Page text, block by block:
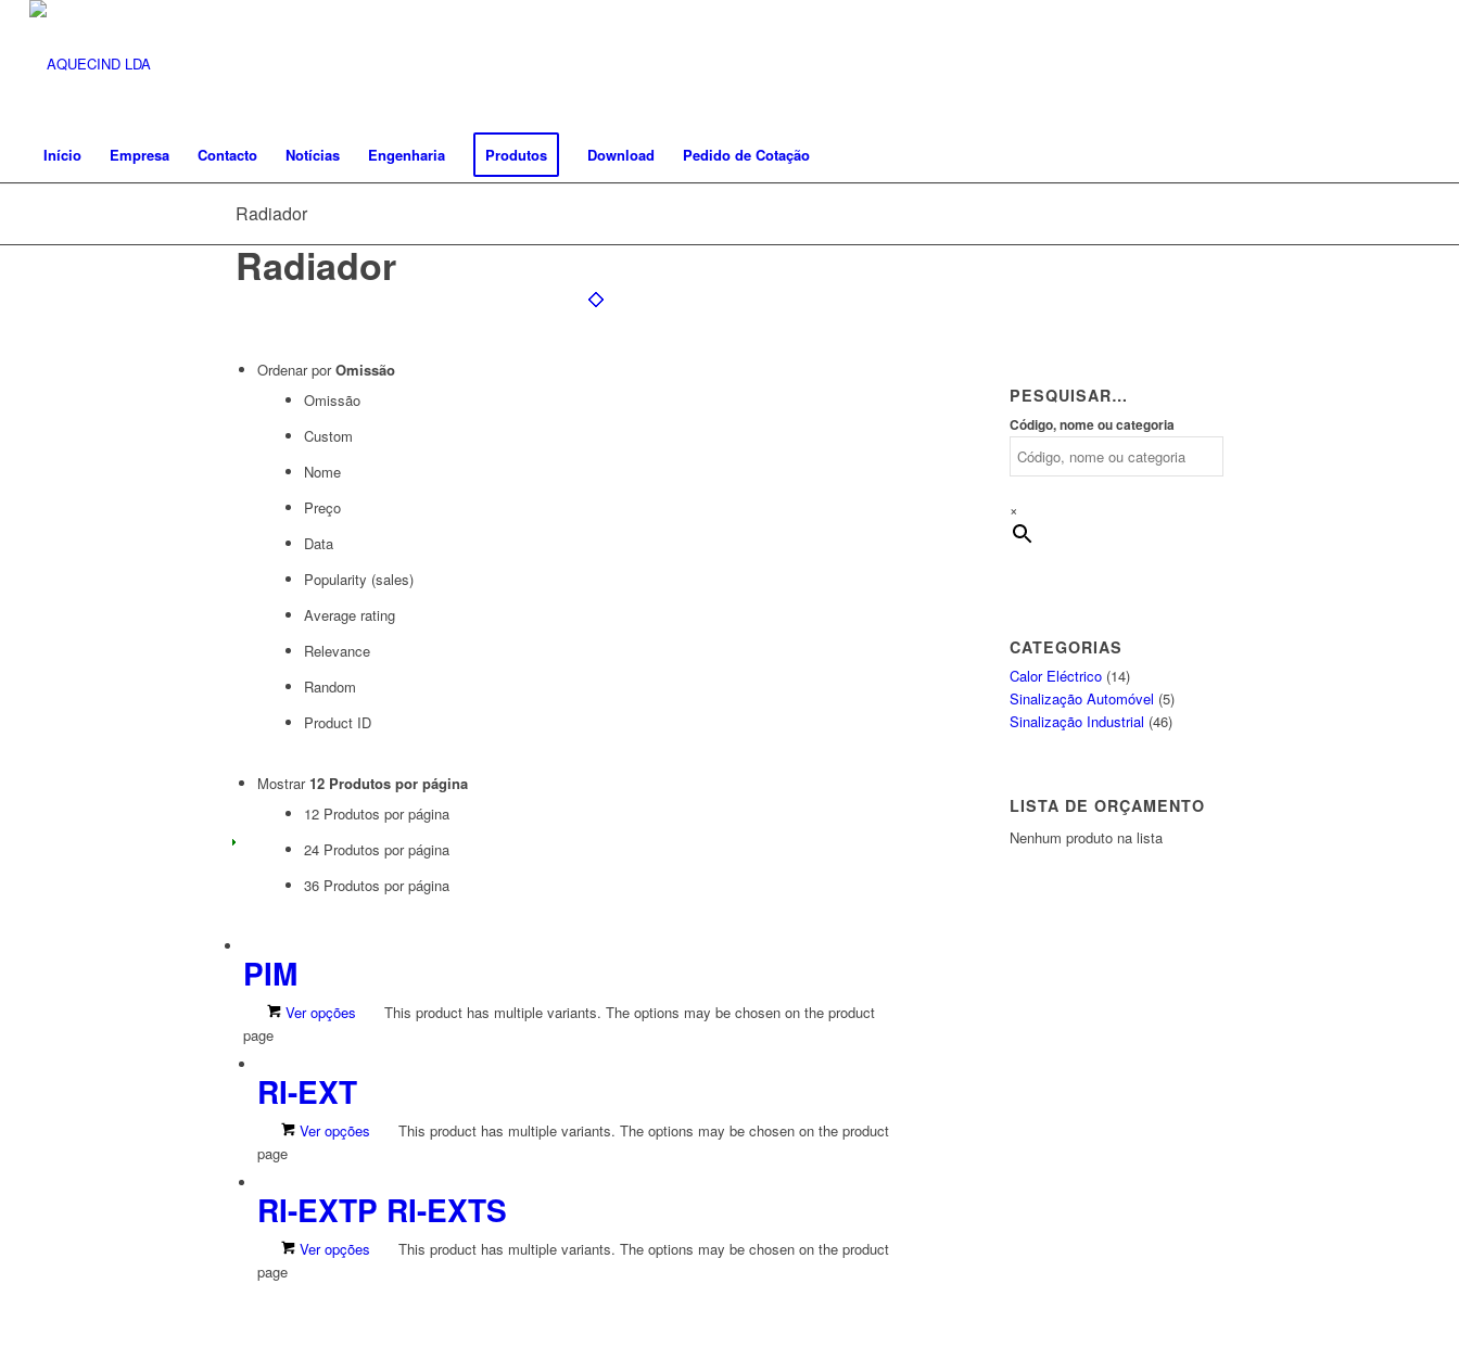
Início Empresa Contacto Notícias Engenharia Produtos Download Pedido de Cotação
Radiador
Radiador
Ordenar porOmissão
Omissão
Custom
Nome
Preço
Data
Popularity (sales)
Average rating
Relevance
Random
Product ID
Mostrar 12 Produtos por página
12 Produtos por página
24 Produtos por página
36 Produtos por página
PIM
Ver opções
This product has multiple variants. The options may be chosen on the product
page
RI-EXT
Ver opções
This product has multiple variants. The options may be chosen on the product
page
RI-EXTP RI-EXTS
Ver opções
This product has multiple variants. The options may be chosen on the product
page
PESQUISAR…
Código, nome ou categoria
×
CATEGORIAS
Calor Eléctrico (14)
Sinalização Automóvel (5)
Sinalização Industrial (46)
LISTA DE ORÇAMENTO
Nenhum produto na lista